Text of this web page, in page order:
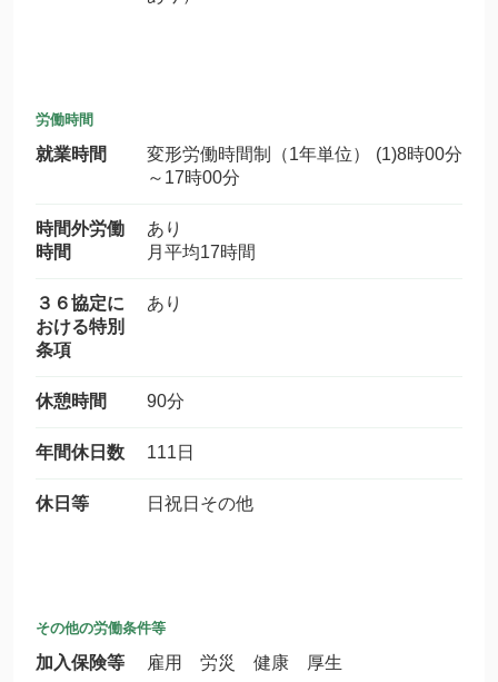
労働時間
就業時間
変形労働時間制（1年単位） (1)8時00分
～17時00分
時間外労働
時間
あり
月平均17時間
３６協定に
おける特別
条項
あり
休憩時間 90分
年間休日数 111日
休日等 日祝日その他
その他の労働条件等
加入保険等 雇用 労災 健康 厚生